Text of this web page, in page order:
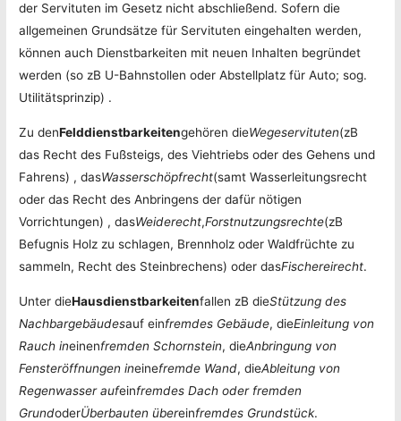
der Servituten im Gesetz nicht abschließend. Sofern die
allgemeinen Grundsätze für Servituten eingehalten werden,
können auch Dienstbarkeiten mit neuen Inhalten begründet
werden (so zB U-Bahnstollen oder Abstellplatz für Auto; sog.
Utilitätsprinzip) .
Zu denFelddienstbarkeitengehören dieWegeservituten(zB
das Recht des Fußsteigs, des Viehtriebs oder des Gehens und
Fahrens) , dasWasserschöpfrecht(samt Wasserleitungsrecht
oder das Recht des Anbringens der dafür nötigen
Vorrichtungen) , dasWeiderecht,Forstnutzungsrechte(zB
Befugnis Holz zu schlagen, Brennholz oder Waldfrüchte zu
sammeln, Recht des Steinbrechens) oder dasFischereirecht.
Unter dieHausdienstbarkeitenfallen zB dieStützung des
Nachbargebäudesauf einfremdes Gebäude, dieEinleitung von
Rauch ineinenfremden Schornstein, dieAnbringung von
Fensteröffnungen ineinefremde Wand, dieAbleitung von
Regenwasser aufeinfremdes Dach oder fremden
GrundoderÜberbauten übereinfremdes Grundstück.